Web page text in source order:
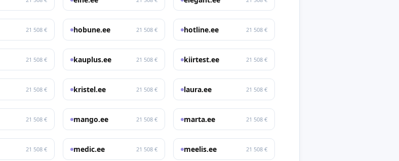
21 508 € hobune.ee 21 508 € hotline.ee 21 508 €
21 508 € kauplus.ee 21 508 € kiirtest.ee 21 508 €
21 508 € kristel.ee 21 508 € laura.ee 21 508 €
21 508 € mango.ee 21 508 € marta.ee 21 508 €
21 508 € medic.ee 21 508 € meelis.ee 21 508 €